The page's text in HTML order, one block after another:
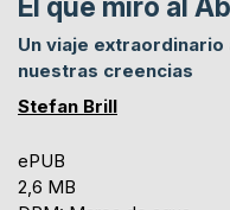
El que miró al
Un viaje
nuestras creencias
Stefan Brill
ePUB
2,6 MB